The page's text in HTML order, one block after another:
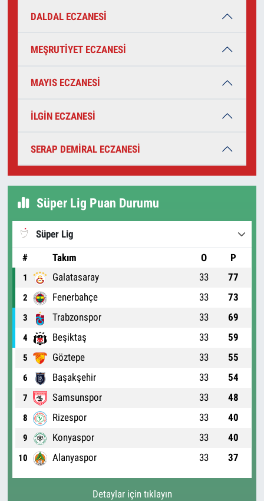
DALDAL ECZANESİ
MEŞRUTİYET ECZANESİ
MAYIS ECZANESİ
İLGİN ECZANESİ
SERAP DEMİRAL ECZANESİ
Süper Lig Puan Durumu
Süper Lig
#
Takım O P
1 Galatasaray 33 77
2 Fenerbahçe 33 73
3 Trabzonspor 33 69
4 Beşiktaş 33 59
5 Göztepe 33 55
6 Başakşehir 33 54
7 Samsunspor 33 48
8 Rizespor 33 40
9 Konyaspor 33 40
10 Alanyaspor 33 37
Detaylar için tıklayın